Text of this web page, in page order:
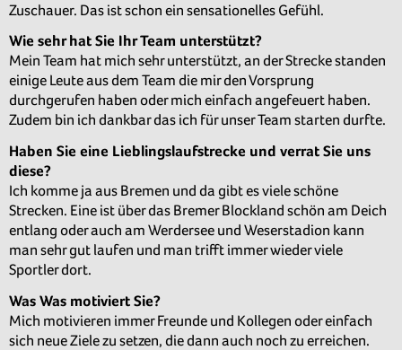
Zuschauer. Das ist schon ein sensationelles Gefühl.
Wie sehr hat Sie Ihr Team unterstützt?
Mein Team hat mich sehr unterstützt, an der Strecke standen
einige Leute aus dem Team die mir den Vorsprung
durchgerufen haben oder mich einfach angefeuert haben.
Zudem bin ich dankbar das ich für unser Team starten durfte.
Haben Sie eine Lieblingslaufstrecke und verrat Sie uns
diese?
Ich komme ja aus Bremen und da gibt es viele schöne
Strecken. Eine ist über das Bremer Blockland schön am Deich
entlang oder auch am Werdersee und Weserstadion kann
man sehr gut laufen und man trifft immer wieder viele
Sportler dort.
Was Was motiviert Sie?
Mich motivieren immer Freunde und Kollegen oder einfach
sich neue Ziele zu setzen, die dann auch noch zu erreichen.